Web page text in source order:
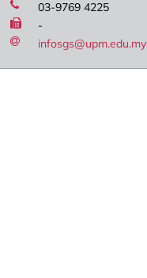
03-9769 4225
-
infosgs@upm.edu.my